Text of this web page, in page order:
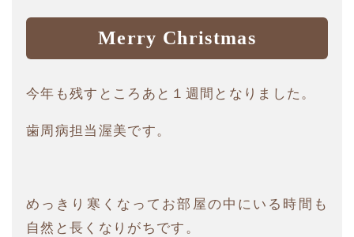
Merry Christmas
今年も残すところあと１週間となりました。
歯周病担当渥美です。
めっきり寒くなってお部屋の中にいる時間も
自然と長くなりがちです。